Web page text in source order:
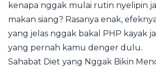
kenapa nggak mulai rutin nyelipin
makan siang? Rasanya enak,
yang jelas nggak bakal PHP kayak
yang pernah kamu denger dulu.
Sahabat Diet yang Nggak Bikin